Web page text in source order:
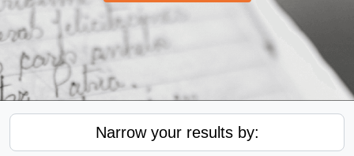
Narrow your results by: